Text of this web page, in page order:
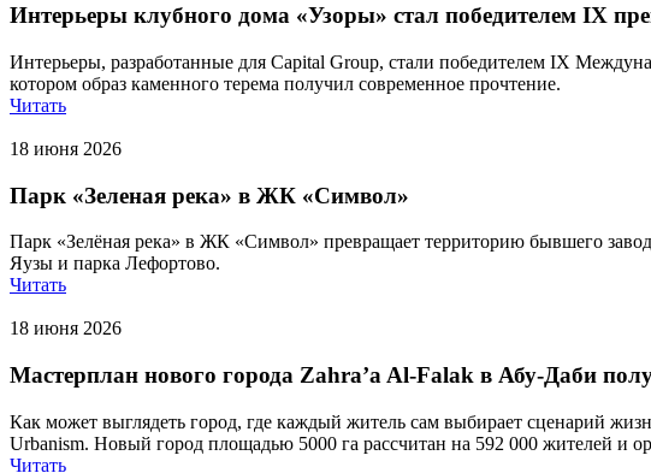
Интерьеры клубного дома «Узоры» стал победителем IX
Интерьеры, разработанные для Capital Group, стали победителем IX
котором образ каменного терема получил современное прочтение.
Читать
18 июня 2026
Парк «Зеленая река» в ЖК «Символ»
Парк «Зелёная река» в ЖК «Символ» превращает территорию бывшего
Яузы и парка Лефортово.
Читать
18 июня 2026
Мастерплан нового города Zahra’a Al-Falak в Абу-Даби
Как может выглядеть город, где каждый житель сам выбирает сценарий
Urbanism. Новый город площадью 5000 га рассчитан на 592 000 жителей и
Читать